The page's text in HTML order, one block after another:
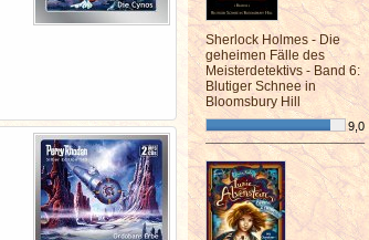
Sherlock Holmes - Die
geheimen Fälle des
Meisterdetektivs - Band 6:
Blutiger Schnee in
Bloomsbury Hill
9,0
¯¯¯¯¯¯¯¯¯¯¯¯¯¯¯¯¯¯¯¯¯¯¯¯